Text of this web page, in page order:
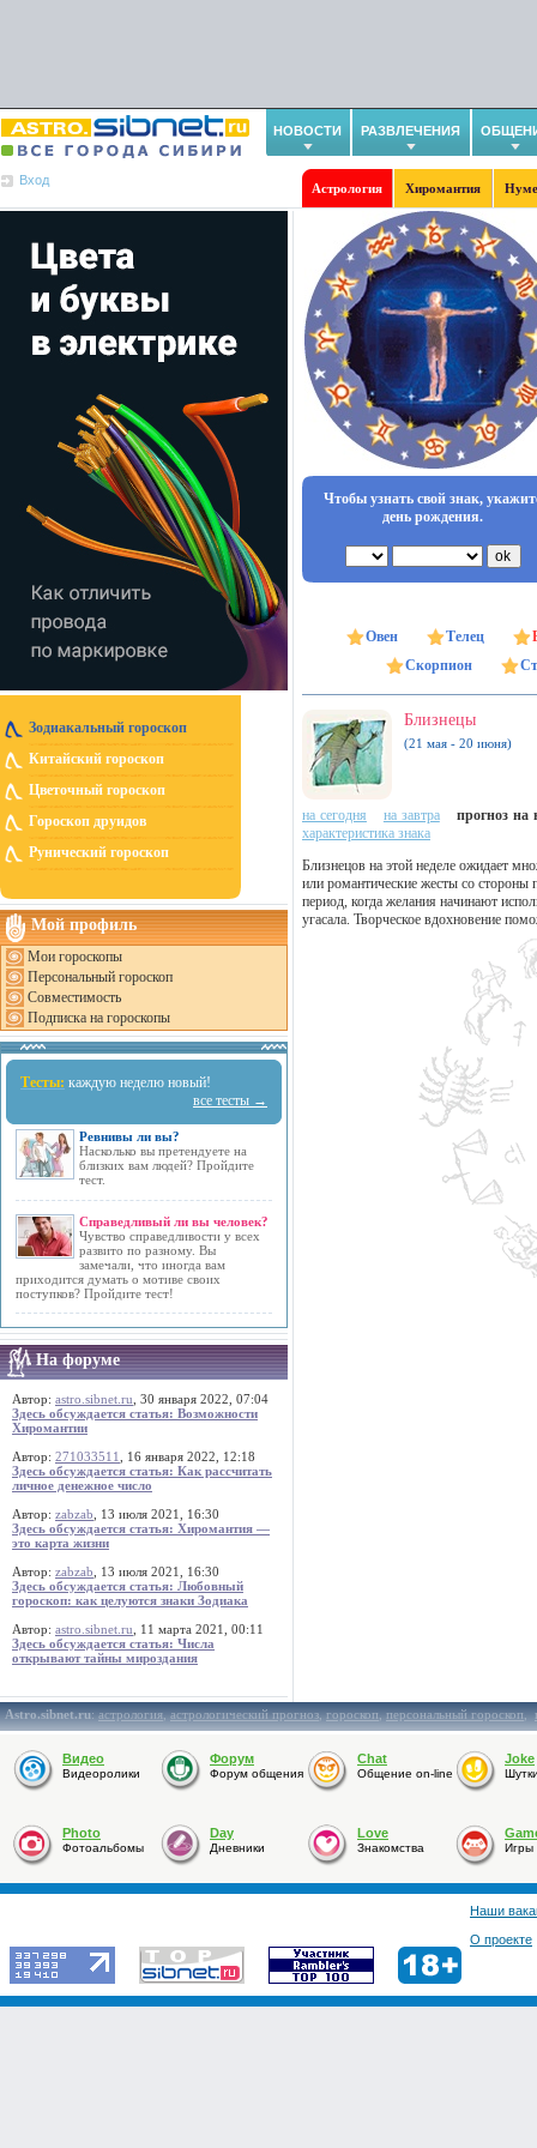
НОВОСТИ РАЗВЛЕЧЕНИЯ
Вход
Астрология Хиромантия
Зодиакальный гороскоп
Китайский гороскоп
Цветочный гороскоп
Гороскоп друидов
Рунический гороскоп
Мой профиль
Мои гороскопы
Персональный гороскоп
Совместимость
Подписка на гороскопы
Тесты: каждую неделю новый!
все тесты →
Ревнивы ли вы?
Насколько вы претендуете на
близких вам людей? Пройдите
тест.
Справедливый ли вы человек?
Чувство справедливости у всех
развито по разному. Вы
замечали, что иногда вам
приходится думать о мотиве своих
поступков? Пройдите тест!
На форуме
Автор: astro.sibnet.ru , 30 января 2022, 07:04
Здесь обсуждается статья: Возможности
Хиромантии
Автор: 271033511
, 16 января 2022, 12:18
Здесь обсуждается статья: Как рассчитать
личное денежное число
Автор: zabzab , 13 июля 2021, 16:30
Здесь обсуждается статья: Хиромантия —
это карта жизни
Автор: zabzab , 13 июля 2021, 16:30
Здесь обсуждается статья: Любовный
гороскоп: как целуются знаки Зодиака
Автор: astro.sibnet.ru , 11 марта 2021, 00:11
Здесь обсуждается статья: Числа
открывают тайны мироздания
Чтобы узнать свой знак,
день рождения.
Овен Телец
Скорпион
Близнецы
(21 мая - 20 июня)
на сегодня на завтра
прогноз на
характеристика знака
Близнецов на этой неделе ожидает
или романтические жесты со стороны
период, когда желания начинают
угасала. Творческое вдохновение
Astro.sibnet.ru:астрология,астрологический прогноз,гороскоп,персональный гороскоп,
Видео
Видеоролики
Форум
Форум общения
Chat
Общение on-line
Joke
Photo
Фотоальбомы
Day
Дневники
Love
Знакомства Игры
Наши
О проекте